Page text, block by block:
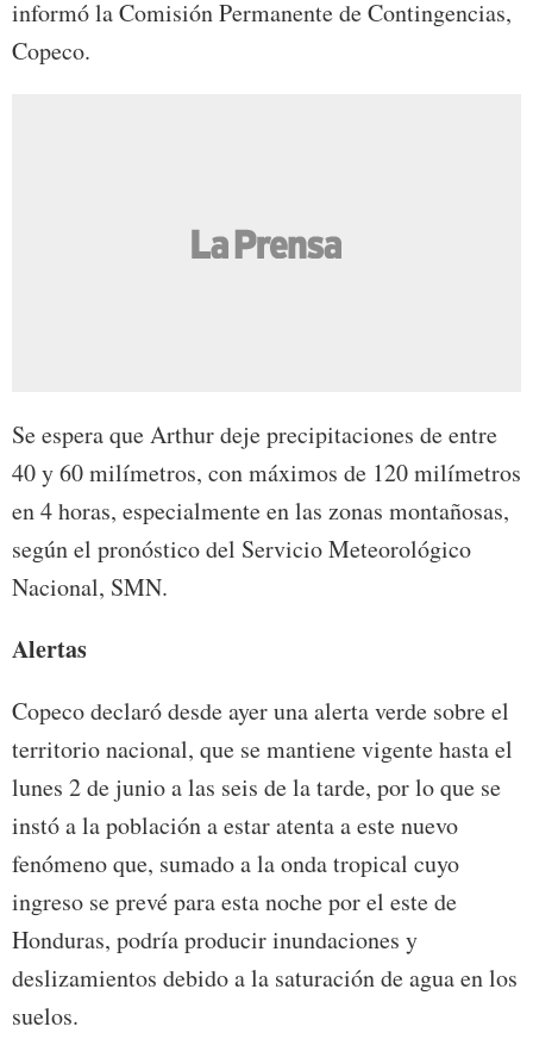
informó la Comisión Permanente de Contingencias,
Copeco.
Se espera que Arthur deje precipitaciones de entre
40 y 60 milímetros, con máximos de 120 milímetros
en 4 horas, especialmente en las zonas montañosas,
según el pronóstico del Servicio Meteorológico
Nacional, SMN.
Alertas
Copeco declaró desde ayer una alerta verde sobre el
territorio nacional, que se mantiene vigente hasta el
lunes 2 de junio a las seis de la tarde, por lo que se
instó a la población a estar atenta a este nuevo
fenómeno que, sumado a la onda tropical cuyo
ingreso se prevé para esta noche por el este de
Honduras, podría producir inundaciones y
deslizamientos debido a la saturación de agua en los
suelos.